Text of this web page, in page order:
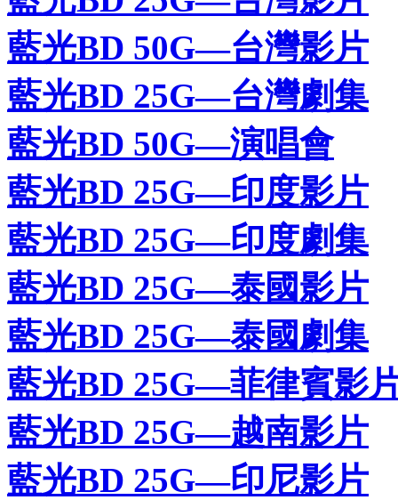
藍光BD 50G—台灣影片
藍光BD 25G—台灣劇集
藍光BD 50G—演唱會
藍光BD 25G—印度影片
藍光BD 25G—印度劇集
藍光BD 25G—泰國影片
藍光BD 25G—泰國劇集
藍光BD 25G—菲律賓影
藍光BD 25G—越南影片
藍光BD 25G—印尼影片